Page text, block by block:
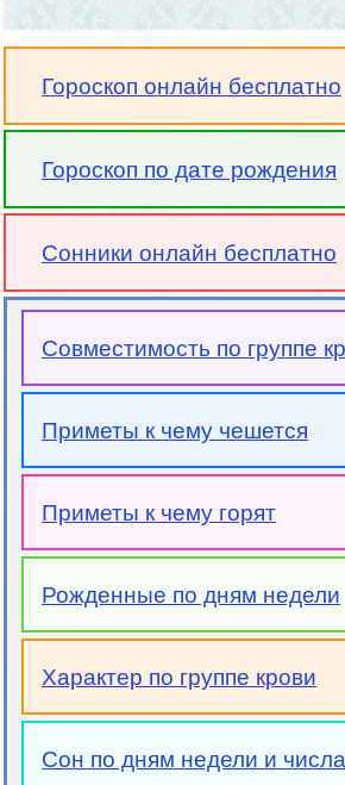
Гороскоп онлайн бесплатно
Гороскоп по дате рождения
Сонники онлайн бесплатно
Совместимость по группе
Приметы к чему чешется
Приметы к чему горят
Рожденные по дням недели
Характер по группе крови
Сон по дням недели и